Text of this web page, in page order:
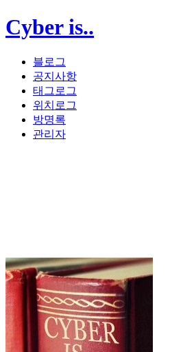
Cyber is..
블로그
공지사항
태그로그
위치로그
방명록
관리자